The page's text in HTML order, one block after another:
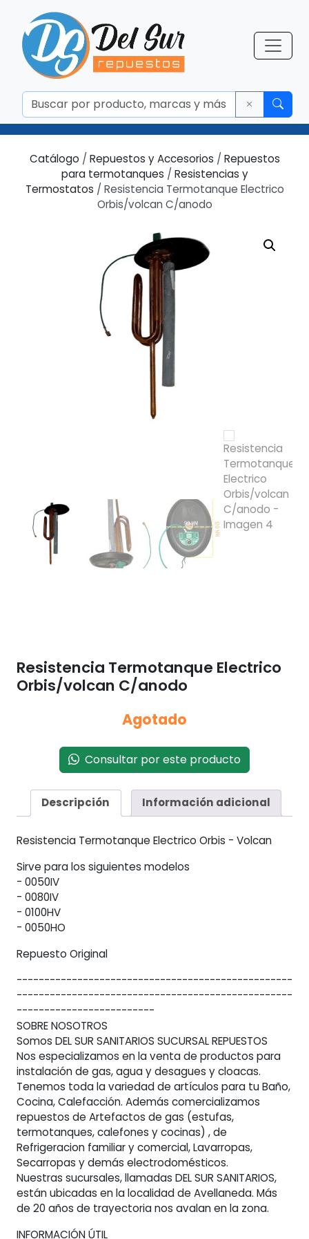
Catálogo / Repuestos y Accesorios / Repuestos
para termotanques / Resistencias y
Termostatos / Resistencia Termotanque Electrico
Orbis/volcan C/anodo
Resistencia Termotanque Electrico
Orbis/volcan C/anodo
Agotado
Consultar por este producto
Descripción Información adicional
Resistencia Termotanque Electrico Orbis - Volcan
Sirve para los siguientes modelos
- 0050IV
- 0080IV
- 0100HV
- 0050HO
Repuesto Original
--------------------------------------------------
--------------------------------------------------
-------------------------
SOBRE NOSOTROS
Somos DEL SUR SANITARIOS SUCURSAL REPUESTOS
Nos especializamos en la venta de productos para
instalación de gas, agua y desagues y cloacas.
Tenemos toda la variedad de artículos para tu Baño,
Cocina, Calefacción. Además comercializamos
repuestos de Artefactos de gas (estufas,
termotanques, calefones y cocinas) , de
Refrigeracion familiar y comercial, Lavarropas,
Secarropas y demás electrodomésticos.
Nuestras sucursales, llamadas DEL SUR SANITARIOS,
están ubicadas en la localidad de Avellaneda. Más
de 20 años de trayectoria nos avalan en la zona.
INFORMACIÓN ÚTIL